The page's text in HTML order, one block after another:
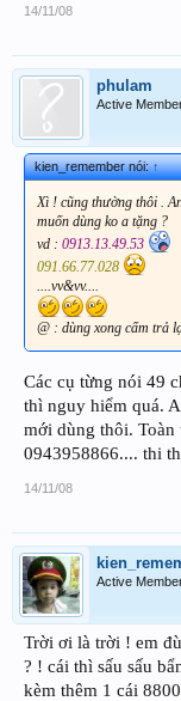
14/11/08
phulam
Active
kien_remember nói:↑
Xì ! cũng thường thôi .
muốn dùng ko a tặng ?
vd : 0913.13.49.53
091.66.77.028
....vv&vv....
@ : dùng xong cấm trả
Các cụ từng nói 49
thì nguy hiểm quá.
mới dùng thôi.
0943958866.... thi
14/11/08
Active
Trời ơi là trời ! em
? ! cái thì sấu sấu
kèm thêm 1 cái